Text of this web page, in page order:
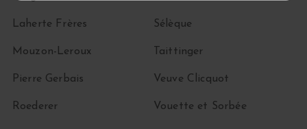
Laherte Frères
Mouzon-Leroux
Pierre Gerbais
Roederer
Sélèque
Taittinger
Veuve Clicquot
Vouette et Sorbée